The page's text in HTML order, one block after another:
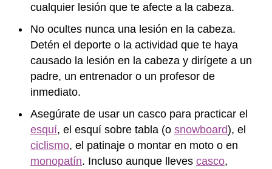
cualquier lesión que te afecte a la cabeza.
No ocultes nunca una lesión en la cabeza.
Detén el deporte o la actividad que te haya
causado la lesión en la cabeza y dirígete a un
padre, un entrenador o un profesor de
inmediato.
Asegúrate de usar un casco para practicar el
esquí, el esquí sobre tabla (o snowboard), el
ciclismo, el patinaje o montar en moto o en
monopatín. Incluso aunque lleves casco,